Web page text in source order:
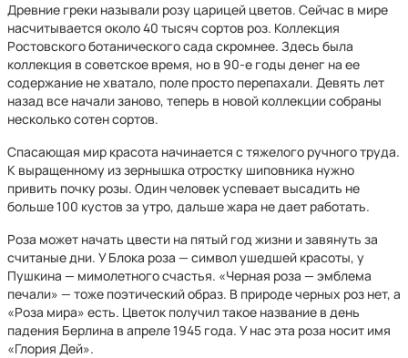
Древние греки называли розу царицей цветов. Сейчас в мире
насчитывается около 40 тысяч сортов роз. Коллекция
Ростовского ботанического сада скромнее. Здесь была
коллекция в советское время, но в 90-е годы денег на ее
содержание не хватало, поле просто перепахали. Девять лет
назад все начали заново, теперь в новой коллекции собраны
несколько сотен сортов.
Спасающая мир красота начинается с тяжелого ручного труда.
К выращенному из зернышка отростку шиповника нужно
привить почку розы. Один человек успевает высадить не
больше 100 кустов за утро, дальше жара не дает работать.
Роза может начать цвести на пятый год жизни и завянуть за
считаные дни. У Блока роза — символ ушедшей красоты, у
Пушкина — мимолетного счастья. «Черная роза — эмблема
печали» — тоже поэтический образ. В природе черных роз нет, а
«Роза мира» есть. Цветок получил такое название в день
падения Берлина в апреле 1945 года. У нас эта роза носит имя
«Глория Дей».